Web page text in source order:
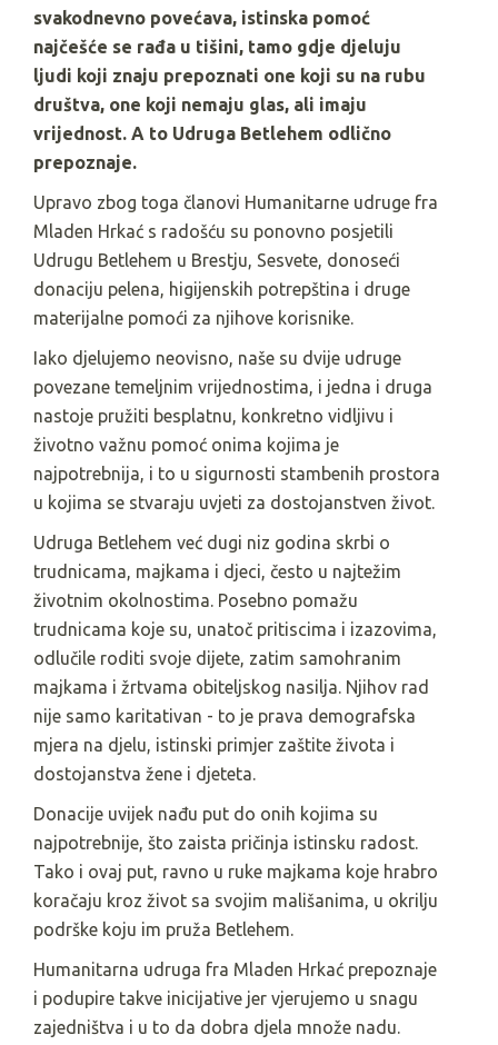
svakodnevno povećava, istinska pomoć
najčešće se rađa u tišini, tamo gdje djeluju
ljudi koji znaju prepoznati one koji su na rubu
društva, one koji nemaju glas, ali imaju
vrijednost. A to Udruga Betlehem odlično
prepoznaje.
Upravo zbog toga članovi Humanitarne udruge fra
Mladen Hrkać s radošću su ponovno posjetili
Udrugu Betlehem u Brestju, Sesvete, donoseći
donaciju pelena, higijenskih potrepština i druge
materijalne pomoći za njihove korisnike.
Iako djelujemo neovisno, naše su dvije udruge
povezane temeljnim vrijednostima, i jedna i druga
nastoje pružiti besplatnu, konkretno vidljivu i
životno važnu pomoć onima kojima je
najpotrebnija, i to u sigurnosti stambenih prostora
u kojima se stvaraju uvjeti za dostojanstven život.
Udruga Betlehem već dugi niz godina skrbi o
trudnicama, majkama i djeci, često u najtežim
životnim okolnostima. Posebno pomažu
trudnicama koje su, unatoč pritiscima i izazovima,
odlučile roditi svoje dijete, zatim samohranim
majkama i žrtvama obiteljskog nasilja. Njihov rad
nije samo karitativan - to je prava demografska
mjera na djelu, istinski primjer zaštite života i
dostojanstva žene i djeteta.
Donacije uvijek nađu put do onih kojima su
najpotrebnije, što zaista pričinja istinsku radost.
Tako i ovaj put, ravno u ruke majkama koje hrabro
koračaju kroz život sa svojim mališanima, u okrilju
podrške koju im pruža Betlehem.
Humanitarna udruga fra Mladen Hrkać prepoznaje
i podupire takve inicijative jer vjerujemo u snagu
zajedništva i u to da dobra djela množe nadu.